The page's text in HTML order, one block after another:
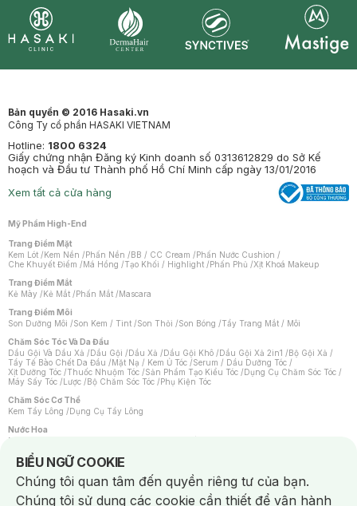
Bản quyền © 2016 Hasaki.vn
Công Ty cổ phần HASAKI VIETNAM
Hotline: 1800 6324
Giấy chứng nhận Đăng ký Kinh doanh số 0313612829 do Sở Kế
hoạch và Đầu tư Thành phố Hồ Chí Minh cấp ngày 13/01/2016
Xem tất cả cửa hàng
Mỹ Phẩm High-End
Trang Điểm Mặt
Kem Lót /Kem Nền /Phấn Nền /BB / CC Cream /Phấn Nước Cushion /
Che Khuyết Điểm /Má Hồng /Tạo Khối / Highlight /Phấn Phủ /Xịt Khoá Makeup
Trang Điểm Mắt
Kẻ Mày /Kẻ Mắt /Phấn Mắt /Mascara
Trang Điểm Môi
Son Dưỡng Môi /Son Kem / Tint /Son Thỏi /Son Bóng /Tẩy Trang Mắt / Môi
Chăm Sóc Tóc Và Da Đầu
Dầu Gội Và Dầu Xả /Dầu Gội /Dầu Xả /Dầu Gội Khô /Dầu Gội Xả 2in1 /Bộ Gội Xả /
Tẩy Tế Bào Chết Da Đầu /Mặt Nạ / Kem Ủ Tóc /Serum / Dầu Dưỡng Tóc /
Xịt Dưỡng Tóc /Thuốc Nhuộm Tóc /Sản Phẩm Tạo Kiểu Tóc /Dụng Cụ Chăm Sóc Tóc /
Máy Sấy Tóc /Lược /Bộ Chăm Sóc Tóc /Phụ Kiện Tóc
Chăm Sóc Cơ Thể
Kem Tẩy Lông /Dụng Cụ Tẩy Lông
Nước Hoa
Nước Hoa Nữ
Chăm Sóc Cá Nhân
Chống Muỗi /Khẩu Trang /Máy Massage/Mặt Nạ Xông Hơi /Nước Rửa Tay/
Sản Phẩm Chăm Sóc Khác /Bàn Chải Đánh Răng /Bàn Chải Điện/
Hỗ Trợ Trắng Răng/Kem Đánh Răng /Máy Tăm Nước/ Nước Súc Miệng/
BIỂU NGỮ COOKIE
Notice about cookies usage
Chúng tôi quan tâm đến quyền riêng tư của bạn.
Chúng tôi sử dụng các cookie cần thiết để vận hành